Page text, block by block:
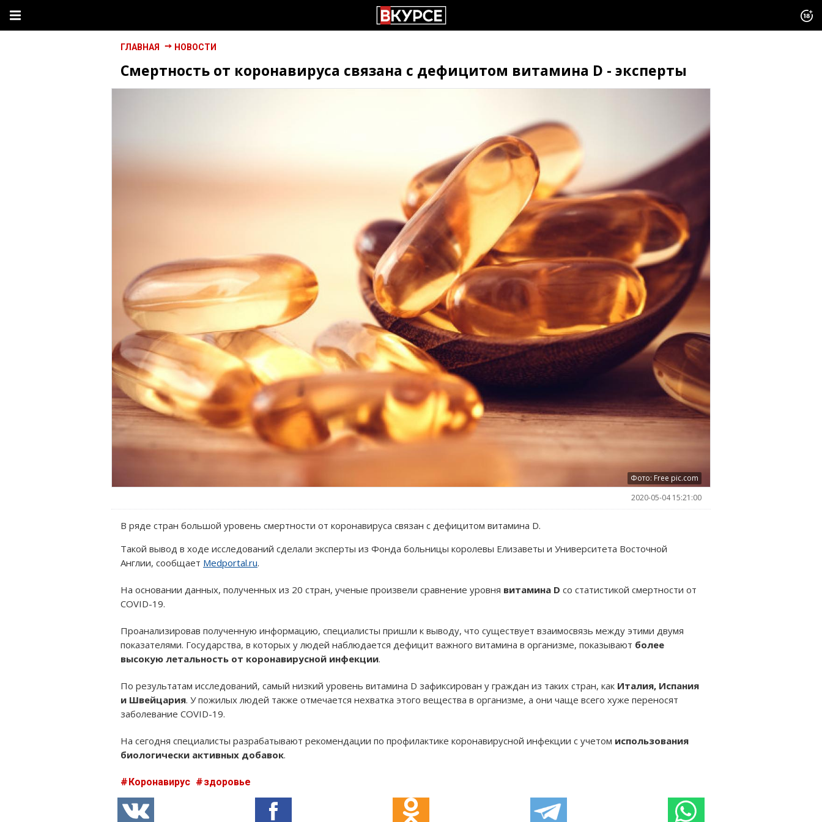
ГЛАВНАЯ НОВОСТИ
Смертность от коронавируса связана с дефицитом витамина D - эксперты
Фото: Free pic.com
2020-05-04 15:21:00
В ряде стран большой уровень смертности от коронавируса связан с дефицитом витамина D.
Такой вывод в ходе исследований сделали эксперты из Фонда больницы королевы Елизаветы и Университета Восточной
Англии, сообщает Medportal.ru.
На основании данных, полученных из 20 стран, ученые произвели сравнение уровня витамина D со статистикой смертности от
COVID-19.
Проанализировав полученную информацию, специалисты пришли к выводу, что существует взаимосвязь между этими двумя
показателями. Государства, в которых у людей наблюдается дефицит важного витамина в организме, показывают более
высокую летальность от коронавирусной инфекции.
По результатам исследований, самый низкий уровень витамина D зафиксирован у граждан из таких стран, как Италия, Испания
и Швейцария. У пожилых людей также отмечается нехватка этого вещества в организме, а они чаще всего хуже переносят
заболевание COVID-19.
На сегодня специалисты разрабатывают рекомендации по профилактике коронавирусной инфекции с учетом использования
биологически активных добавок.
Коронавирус здоровье